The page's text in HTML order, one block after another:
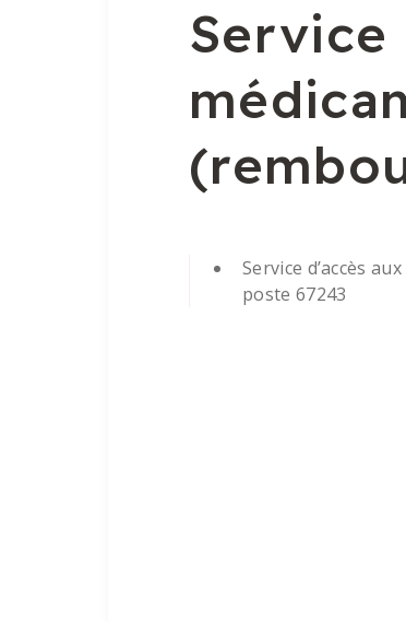
Service
Service d’accès
poste 67243